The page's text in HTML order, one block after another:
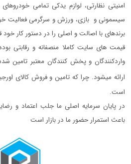
امنیتی نظارتی، لوازم یدکی تمامی
سیسمونی و بازی، ورزش و سرگرمی فعالیت
برندهای با اصالت و اصلی را در دستور کار خود
قیمت های سایت کاملا منصفانه و رقابتی
واردکنندگان و پخش کنندگان معتبر تامین
ارائه میشود. چرا که تامین و فروش کالای
است.
در پایان سرمایه اصلی ما جلب اعتماد و
باعث استمرار حضور ما در بازار است